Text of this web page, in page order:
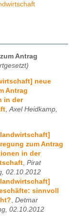
Antrag
neue
Antrag
in der
,Axel Heidkamp,
zum Antrag
in der
Pirat
02.10.2012
sinnvoll
Detmar
02.10.2012